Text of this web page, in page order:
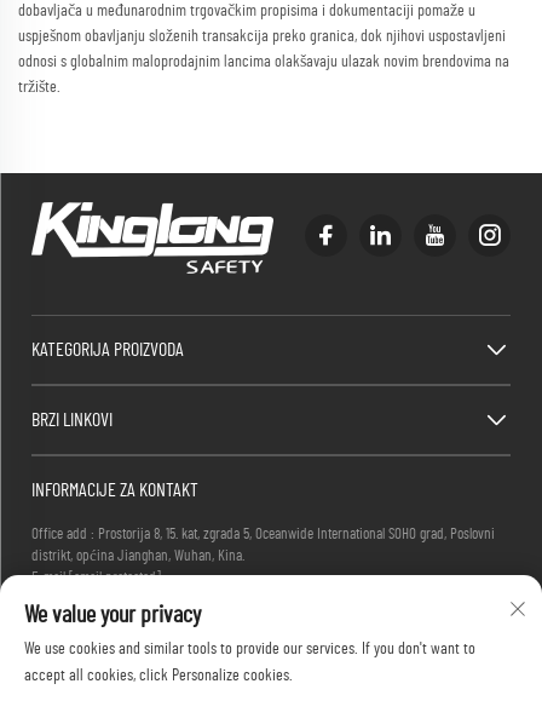
dobavljača u međunarodnim trgovačkim propisima i dokumentaciji pomaže u
uspješnom obavljanju složenih transakcija preko granica, dok njihovi uspostavljeni
odnosi s globalnim maloprodajnim lancima olakšavaju ulazak novim brendovima na
tržište.
KATEGORIJA PROIZVODA
BRZI LINKOVI
INFORMACIJE ZA KONTAKT
Office add : Prostorija 8, 15. kat, zgrada 5, Oceanwide International SOHO grad, Poslovni
distrikt, općina Jianghan, Wuhan, Kina.
E-mail:[email protected]
We value your privacy
We use cookies and similar tools to provide our services. If you don't want to
accept all cookies, click Personalize cookies.